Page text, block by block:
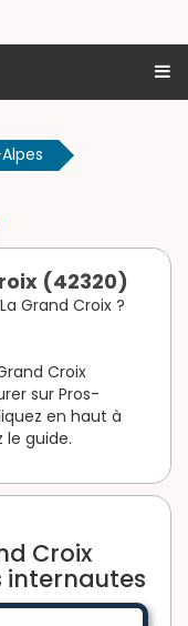
(42320)
Grand Croix ?
Croix
sur Pros-
en haut à
le guide.
Croix
internautes